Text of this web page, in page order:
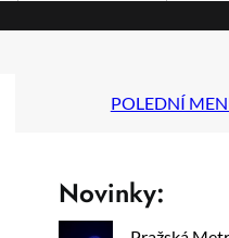
POLEDNÍ
Novinky: